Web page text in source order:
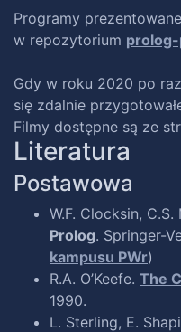
Programy
w repozytorium
Gdy w roku 2020 po
się zdalnie
Filmy dostępne są ze
Literatura
Postawowa
W.F. Clocksin, C.S.
Prolog. Springer-
kampusu PWr)
R.A. O’Keefe. The
1990.
L. Sterling, E.